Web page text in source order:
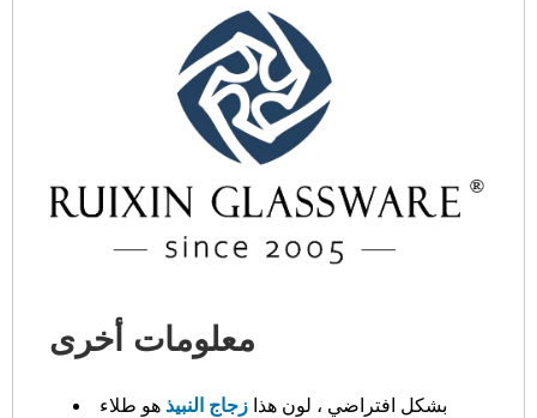
معلومات أخرى
بشكل افتراضي ، لون هذا زجاج النبيذ هو طلاء